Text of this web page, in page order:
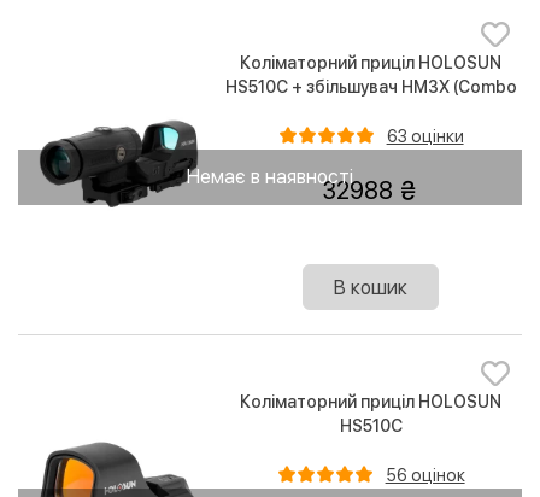
Немає в наявності
Коліматорний приціл HOLOSUN
HS510C + збільшувач HM3X (Combo
63 оцінки
32988
В кошик
Коліматорний приціл HOLOSUN
HS510C
56 оцінок